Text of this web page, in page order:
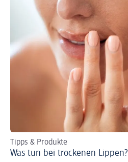
Tipps & Produkte
Was tun bei trockenen Lippen?